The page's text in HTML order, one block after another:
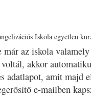
Iskola egyetlen
az iskola
akkor
adatlapot, amit majd
e-mailben